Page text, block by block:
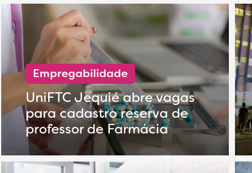
Empregabilidade
UniFTC Jequié abre vagas
para cadastro reserva de
professor de Farmácia